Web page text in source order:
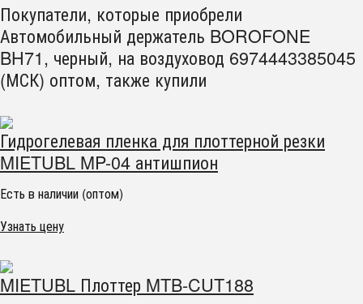
Покупатели, которые приобрели
Автомобильный держатель BOROFONE
BH71, черный, на воздуховод 6974443385045
(МСК) оптом, также купили
Гидрогелевая пленка для плоттерной резки
MIETUBL MP-04 антишпион
Есть в наличии (оптом)
Узнать цену
MIETUBL Плоттер MTB-CUT188